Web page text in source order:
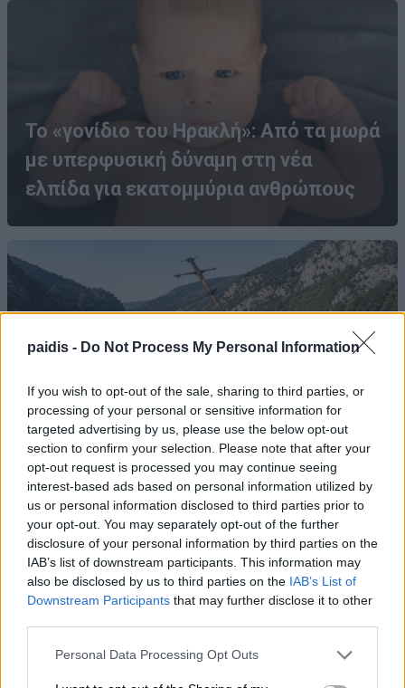
paidis - Do Not Process My Personal Information
If you wish to opt-out of the sale, sharing to third parties, or
processing of your personal or sensitive information for
targeted advertising by us, please use the below opt-out
section to confirm your selection. Please note that after your
opt-out request is processed you may continue seeing
interest-based ads based on personal information utilized by
us or personal information disclosed to third parties prior to
your opt-out. You may separately opt-out of the further
disclosure of your personal information by third parties on the
IAB’s list of downstream participants. This information may
also be disclosed by us to third parties on the IAB’s List of
Downstream Participants that may further disclose it to other
Personal Data Processing Opt Outs
Το «γονίδιο του Ηρακλή»: Από τα μωρά
με υπερφυσική δύναμη στη νέα
ελπίδα για εκατομμύρια ανθρώπους
Η στάθμη του Δούναβη έπεσε τόσο χαμηλά,
που αναδύθηκαν πλοία του Β΄ Παγκοσμίου
Πολέμου
ανυψωτικό μηχάνημα στον Τύρναβο